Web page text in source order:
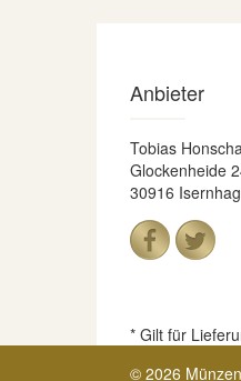
Anbieter
Tobias
Glockenheide
30916
* Gilt für
© 2026